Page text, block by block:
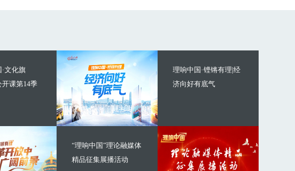
·文化旗
开课第14季
理响中国·铿锵有理|经
济向好有底气
“理响中国”理论融媒体
精品征集展播活动